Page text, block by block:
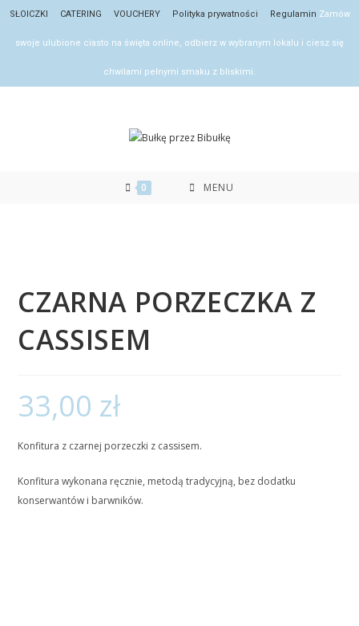
SkipSŁOICZKI CATERING VOUCHERY Polityka prywatności Regulamin Zamów
swoje ulubione ciasto na święta online, odbierz w wybranym lokalu i ciesz się
chwilami pełnymi smaku z bliskimi.
0 MENU
CZARNA PORZECZKA Z
CASSISEM
33,00 zł
Konfitura z czarnej porzeczki z cassisem.
Konfitura wykonana ręcznie, metodą tradycyjną, bez dodatku
konserwantów i barwników.